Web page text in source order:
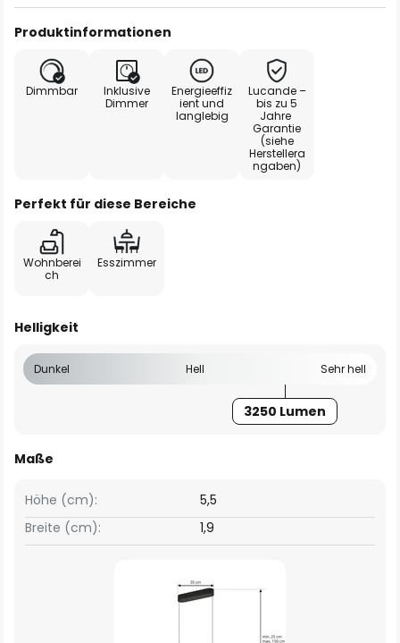
Produktinformationen
Dimmbar
Inklusive
Dimmer
Energieeffiz
ient und
langlebig
Lucande –
bis zu 5
Jahre
Garantie
(siehe
Herstellera
ngaben)
Perfekt für diese Bereiche
Wohnberei
ch
Esszimmer
Helligkeit
Dunkel Hell Sehr hell
3250 Lumen
Maße
Breite (cm): 1,9
Höhe (cm): 5,5